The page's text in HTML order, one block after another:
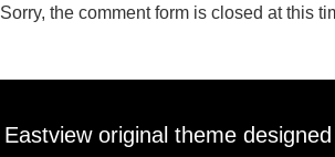
Sorry, the comment form is closed at this
Eastview original theme